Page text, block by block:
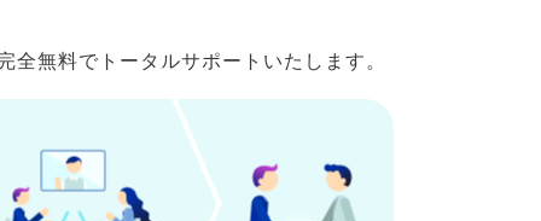
無料でトータルサポートいたします。